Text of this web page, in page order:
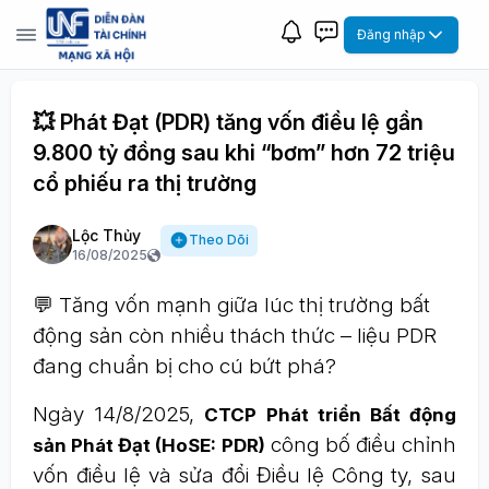
Đăng nhập
💥 Phát Đạt (PDR) tăng vốn điều lệ gần
9.800 tỷ đồng sau khi “bơm” hơn 72 triệu
cổ phiếu ra thị trường
Lộc Thủy
16/08/2025
Theo Dõi
💬 Tăng vốn mạnh giữa lúc thị trường bất
động sản còn nhiều thách thức – liệu PDR
đang chuẩn bị cho cú bứt phá?
Ngày 14/8/2025, CTCP Phát triển Bất động
sản Phát Đạt (HoSE: PDR) công bố điều chỉnh
vốn điều lệ và sửa đổi Điều lệ Công ty, sau